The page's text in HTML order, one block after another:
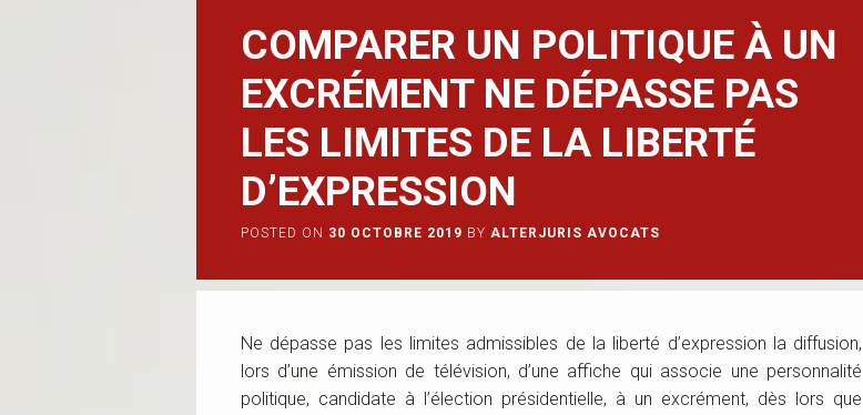
COMPARER UN POLITIQUE À UN
EXCRÉMENT NE DÉPASSE PAS
LES LIMITES DE LA LIBERTÉ
D’EXPRESSION
POSTED ON 30 OCTOBRE 2019 BY ALTERJURIS AVOCATS
Ne dépasse pas les limites admissibles de la liberté d’expression la diffusion,
lors d’une émission de télévision, d’une affiche qui associe une personnalité
politique, candidate à l’élection présidentielle, à un excrément, dès lors que